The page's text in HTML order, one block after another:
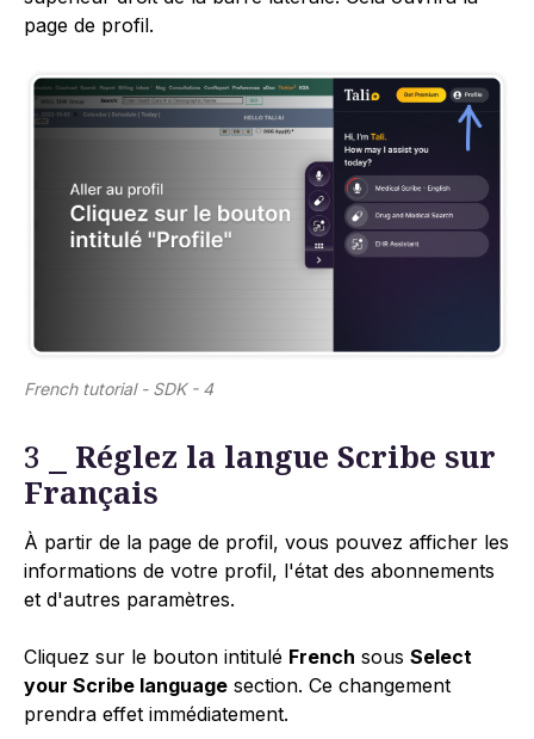
page de profil.
French tutorial - SDK - 4
3 ⎯ Réglez la langue Scribe sur
Français
À partir de la page de profil, vous pouvez afficher les
informations de votre profil, l'état des abonnements
et d'autres paramètres.
Cliquez sur le bouton intitulé French sous Select
your Scribe language section. Ce changement
prendra effet immédiatement.